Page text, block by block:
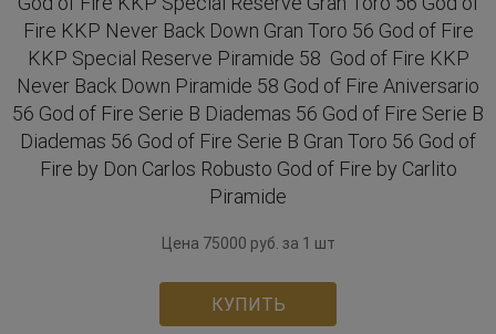
Fire KKP Never Back Down Gran Toro 56 God of Fire
KKP Special Reserve Piramide 58 God of Fire KKP
Never Back Down Piramide 58 God of Fire Aniversario
56 God of Fire Serie B Diademas 56 God of Fire Serie B
Diademas 56 God of Fire Serie B Gran Toro 56 God of
Fire by Don Carlos Robusto God of Fire by Carlito
Piramide
Цена 75000 руб. за 1 шт
КУПИТЬ